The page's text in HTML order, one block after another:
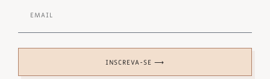
INSCREVA-SE ⟶